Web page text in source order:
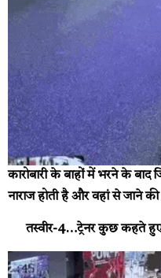
कारोबारी के बाहों में भरने के
नाराज होती है और वहां से जाने
तस्वीर-4…ट्रेनर कुछ कहते